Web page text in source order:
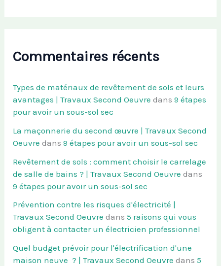
Commentaires récents
Types de matériaux de revêtement de sols et leurs
avantages | Travaux Second Oeuvre dans9 étapes
pour avoir un sous-sol sec
La maçonnerie du second œuvre | Travaux Second
Oeuvre dans9 étapes pour avoir un sous-sol sec
Revêtement de sols : comment choisir le carrelage
de salle de bains ? | Travaux Second Oeuvre dans
9 étapes pour avoir un sous-sol sec
Prévention contre les risques d'électricité |
Travaux Second Oeuvre dans5 raisons qui vous
obligent à contacter un électricien professionnel
Quel budget prévoir pour l'électrification d'une
maison neuve ? | Travaux Second Oeuvre dans5